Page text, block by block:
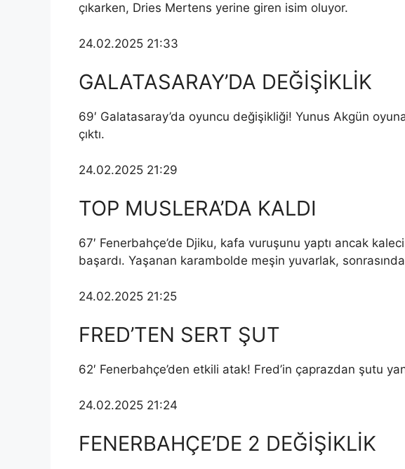
çıkarken, Dries Mertens yerine giren isim oluyor.
24.02.2025 21:33
GALATASARAY’DA DEĞİŞİKLİK
69′ Galatasaray’da oyuncu değişikliği! Yunus Akgün
çıktı.
24.02.2025 21:29
TOP MUSLERA’DA KALDI
67′ Fenerbahçe’de Djiku, kafa vuruşunu yaptı ancak kaleci
başardı. Yaşanan karambolde meşin yuvarlak, sonrasında
24.02.2025 21:25
FRED’TEN SERT ŞUT
62′ Fenerbahçe’den etkili atak! Fred’in çaprazdan şutu
24.02.2025 21:24
FENERBAHÇE’DE 2 DEĞİŞİKLİK